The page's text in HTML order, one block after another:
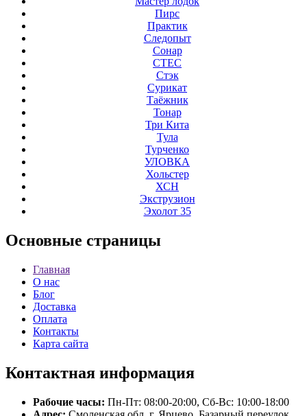
Пирс
Практик
Следопыт
Сонар
СТЕС
Стэк
Сурикат
Таёжник
Тонар
Три Кита
Тула
Турченко
УЛОВКА
Хольстер
ХСН
Экструзион
Эхолот 35
Основные страницы
Главная
О нас
Блог
Доставка
Оплата
Контакты
Карта сайта
Контактная информация
Рабочие часы: Пн-Пт: 08:00-20:00, Сб-Вс: 10:00-18:00